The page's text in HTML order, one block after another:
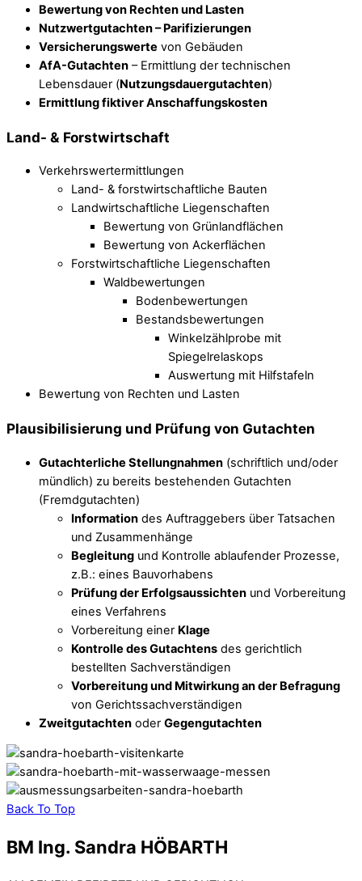
Bewertung von Rechten und Lasten
Nutzwertgutachten – Parifizierungen
Versicherungswerte von Gebäuden
AfA-Gutachten – Ermittlung der technischen
Lebensdauer (Nutzungsdauergutachten)
Ermittlung fiktiver Anschaffungskosten
Land- & Forstwirtschaft
Verkehrswertermittlungen
Land- & forstwirtschaftliche Bauten
Landwirtschaftliche Liegenschaften
Bewertung von Grünlandflächen
Bewertung von Ackerflächen
Forstwirtschaftliche Liegenschaften
Waldbewertungen
Bodenbewertungen
Bestandsbewertungen
Winkelzählprobe mit
Spiegelrelaskops
Auswertung mit Hilfstafeln
Bewertung von Rechten und Lasten
Plausibilisierung und Prüfung von Gutachten
Gutachterliche Stellungnahmen (schriftlich und/oder
mündlich) zu bereits bestehenden Gutachten
(Fremdgutachten)
Information des Auftraggebers über Tatsachen
und Zusammenhänge
Begleitung und Kontrolle ablaufender Prozesse,
z.B.: eines Bauvorhabens
Prüfung der Erfolgsaussichten und Vorbereitung
eines Verfahrens
Vorbereitung einer Klage
Kontrolle des Gutachtens des gerichtlich
bestellten Sachverständigen
Vorbereitung und Mitwirkung an der Befragung
von Gerichtssachverständigen
Zweitgutachten oder Gegengutachten
Back To Top
BM Ing. Sandra HÖBARTH